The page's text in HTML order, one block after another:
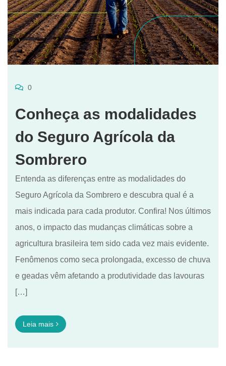
0
Conheça as modalidades
do Seguro Agrícola da
Sombrero
Entenda as diferenças entre as modalidades do
Seguro Agrícola da Sombrero e descubra qual é a
mais indicada para cada produtor. Confira! Nos últimos
anos, o impacto das mudanças climáticas sobre a
agricultura brasileira tem sido cada vez mais evidente.
Fenômenos como seca prolongada, excesso de chuva
e geadas vêm afetando a produtividade das lavouras
[…]
Leia mais